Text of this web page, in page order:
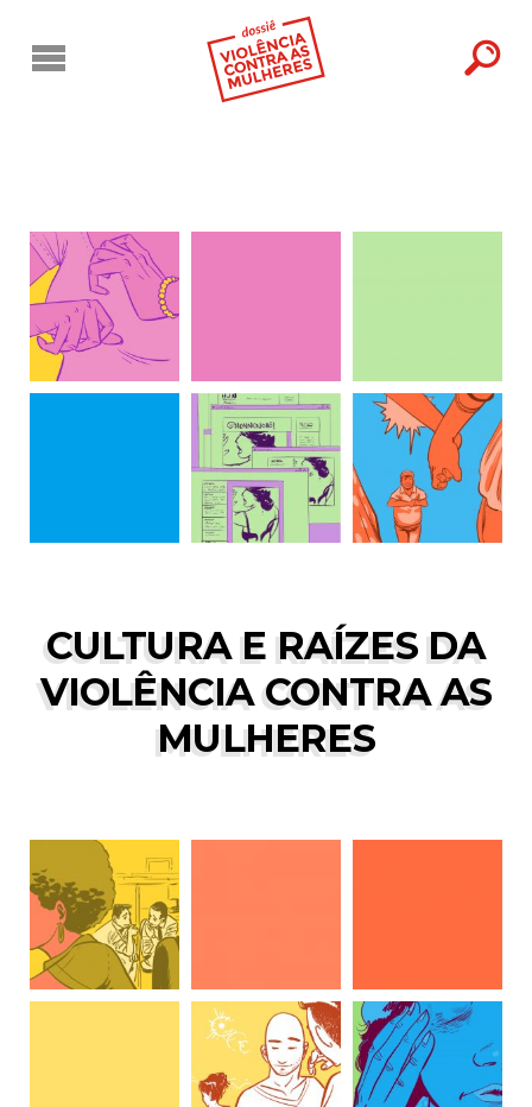
CULTURA E RAÍZES DA
VIOLÊNCIA CONTRA AS
MULHERES
CULTURA E RAÍZES DA
VIOLÊNCIA CONTRA AS
MULHERES
Você esta em "Cultura e raízes da violência contra as mulheres"